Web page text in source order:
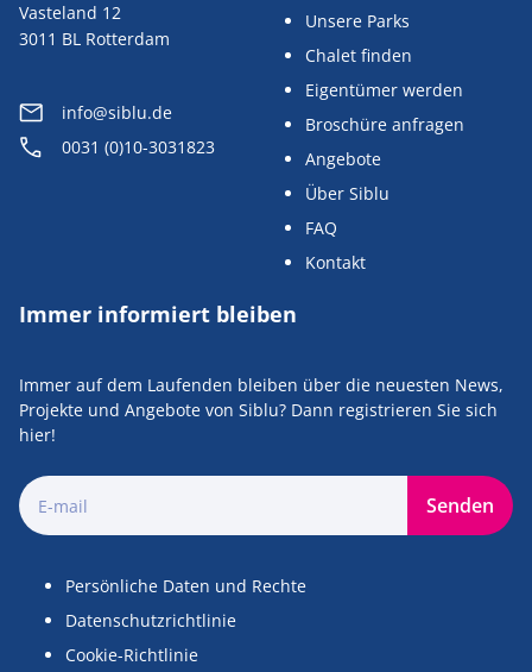
Vasteland 12
3011 BL Rotterdam
info@siblu.de
0031 (0)10-3031823
Unsere Parks
Chalet finden
Eigentümer werden
Broschüre anfragen
Angebote
Über Siblu
FAQ
Kontakt
Immer informiert bleiben
Immer auf dem Laufenden bleiben über die neuesten News,
Projekte und Angebote von Siblu? Dann registrieren Sie sich
hier!
Senden
Persönliche Daten und Rechte
Datenschutzrichtlinie
Cookie-Richtlinie